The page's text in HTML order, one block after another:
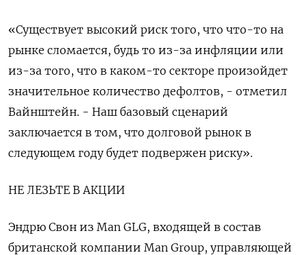
«Существует высокий риск того, что что-то на
рынке сломается, будь то из-за инфляции или
из-за того, что в каком-то секторе произойдет
значительное количество дефолтов, - отметил
Вайнштейн. - Наш базовый сценарий
заключается в том, что долговой рынок в
следующем году будет подвержен риску».
НЕ ЛЕЗЬТЕ В АКЦИИ
Эндрю Свон из Man GLG, входящей в состав
британской компании Man Group, управляющей